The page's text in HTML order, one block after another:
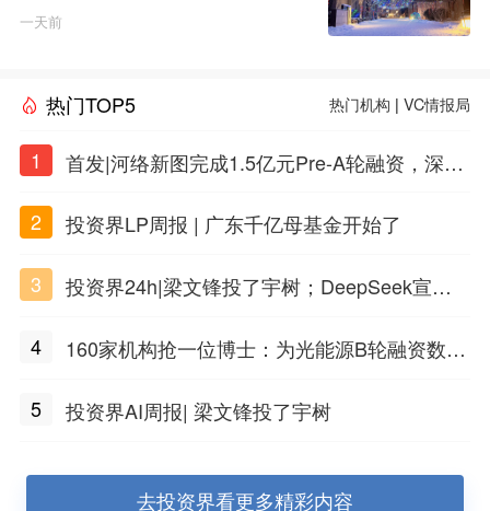
一天前
热门TOP5 热门机构 |VC情报局
1
首发|河络新图完成1.5亿元Pre-A轮融资，深耕i
2
投资界LP周报 | 广东千亿母基金开始了
3
投资界24h|梁文锋投了宇树；DeepSeek宣布
4
160家机构抢一位博士：为光能源B轮融资数亿
5
投资界AI周报| 梁文锋投了宇树
去投资界看更多精彩内容